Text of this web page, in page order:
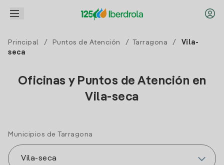
Principal / Puntos de Atención / Tarragona /
Vila-
seca
Oficinas y Puntos de Atención en
Vila-seca
Municipios de Tarragona